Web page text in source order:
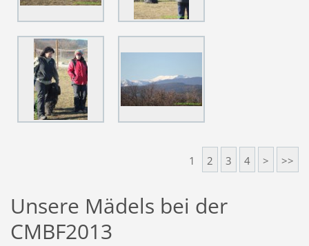
1 2 3 4 > >>
Unsere Mädels bei der
CMBF2013